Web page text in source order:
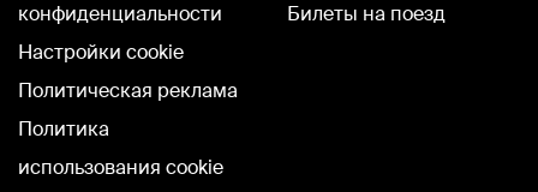
конфиденциальности
Настройки cookie
Политическая реклама
Политика
использования cookie
Билеты на поезд